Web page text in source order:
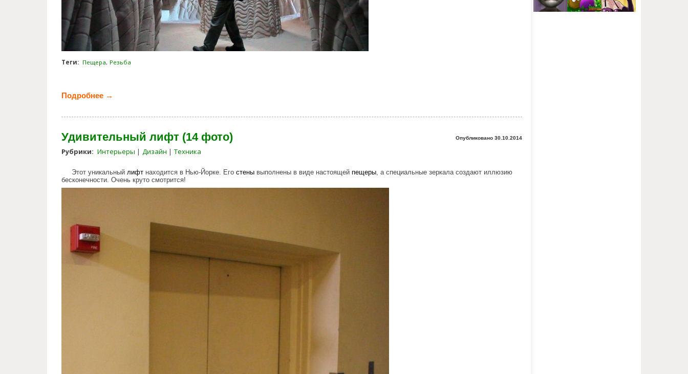
Теги: Пещера Резьба
Подробнее →
Удивительный лифт (14 фото) Опубликовано 30.10.2014
Рубрики: Интерьеры Дизайн Техника
Этот уникальный лифт находится в Нью-Йорке. Его стены выполнены в виде настоящей пещеры, а специальные зеркала создают иллюзию
бесконечности. Очень круто смотрится!